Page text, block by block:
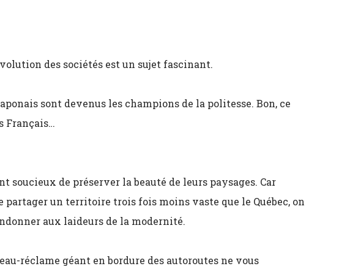
des sociétés est un sujet fascinant.
sont devenus les champions de la politesse. Bon, ce
Français…
soucieux de préserver la beauté de leurs paysages. Car
partager un territoire trois fois moins vaste que le Québec, on
aux laideurs de la modernité.
réclame géant en bordure des autoroutes ne vous